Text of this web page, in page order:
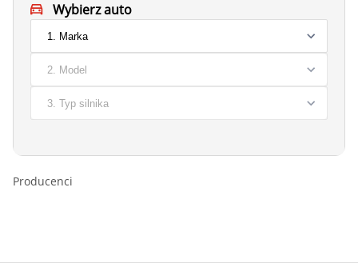
Wybierz auto
Producenci